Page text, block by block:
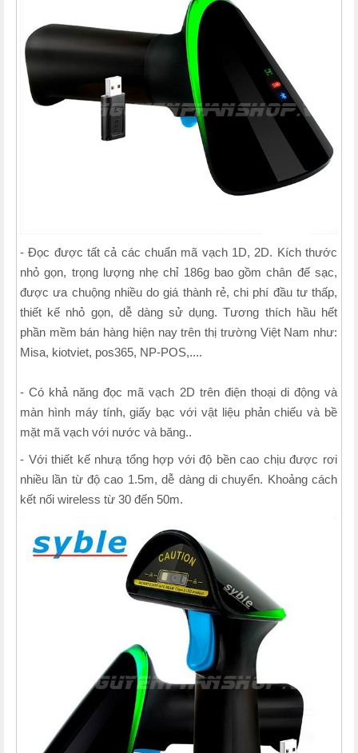
- Đọc được tất cả các chuẩn mã vạch 1D, 2D. Kích thước
nhỏ gọn, trọng lượng nhẹ chỉ 186g bao gồm chân đế sạc,
được ưa chuộng nhiều do giá thành rẻ, chi phí đầu tư thấp,
thiết kế nhỏ gọn, dễ dàng sử dụng. Tương thích hầu hết
phần mềm bán hàng hiện nay trên thị trường Việt Nam như:
Misa, kiotviet, pos365, NP-POS,....
- Có khả năng đọc mã vạch 2D trên điện thoại di động và
màn hình máy tính, giấy bạc với vật liệu phản chiếu và bề
mặt mã vạch với nước và băng..
- Với thiết kế nhưạ tổng hợp với độ bền cao chịu được rơi
nhiều lần từ độ cao 1.5m, dễ dàng di chuyển. Khoảng cách
kết nối wireless từ 30 đến 50m.